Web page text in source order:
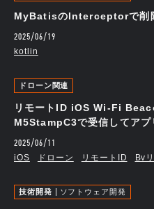
MyBatisのInterceptorで削
2025/06/19
kotlin
ドローン関連
リモートID iOS Wi-Fi
M5StampC3で受信してアプ
2025/06/11
iOS ドローン リモートID Bv
技術開発 ソフトウェア開発